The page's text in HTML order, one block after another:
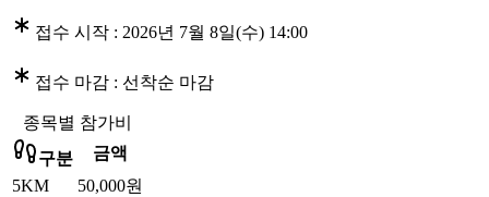
접수 시작 : 2026년 7월 8일(수) 14:00
접수 마감 : 선착순 마감
종목별 참가비
구분
금액
5KM
50,000원